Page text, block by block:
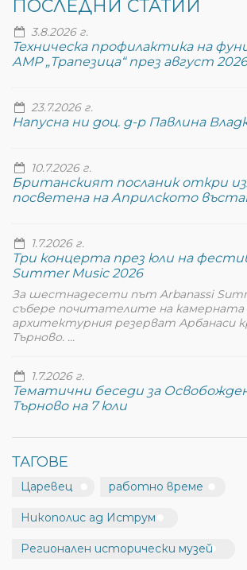
ПОСЛЕДНИ СТАТИИ
3.8.2026 г.
Техническа профилактика на
АМР „Трапезица“ през август
23.7.2026 г.
Напусна ни доц. д-р Павлина
10.7.2026 г.
Британският посланик откри
посветена на Априлското
1.7.2026 г.
Три концерта през юли на
Summer Music 2026
За шестнадесети път Arbanassi
събере почитателите на камерната
архитектурния резерват Арбанаси
Търново. ...
1.7.2026 г.
Тематични беседи за
Търново на 7 юли
ТАГОВЕ
Царевец работно време
Никополис ад Иструм
Регионален исторически музей